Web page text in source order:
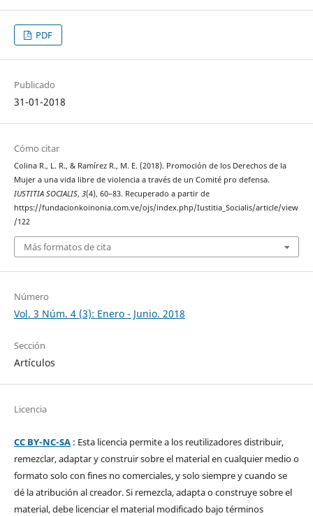
PDF
Publicado
31-01-2018
Cómo citar
Colina R., L. R., & Ramírez R., M. E. (2018). Promoción de los Derechos de la
Mujer a una vida libre de violencia a través de un Comité pro defensa.
IUSTITIA SOCIALIS, 3(4), 60–83. Recuperado a partir de
https://fundacionkoinonia.com.ve/ojs/index.php/Iustitia_Socialis/article/view
/122
Más formatos de cita
Número
Vol. 3 Núm. 4 (3): Enero - Junio. 2018
Sección
Artículos
Licencia
CC BY-NC-SA: Esta licencia permite a los reutilizadores distribuir,
remezclar, adaptar y construir sobre el material en cualquier medio o
formato solo con fines no comerciales, y solo siempre y cuando se
dé la atribución al creador. Si remezcla, adapta o construye sobre el
material, debe licenciar el material modificado bajo términos